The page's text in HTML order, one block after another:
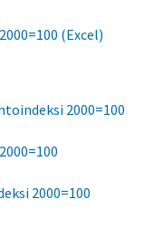
(Excel)
2000=100
2000=100